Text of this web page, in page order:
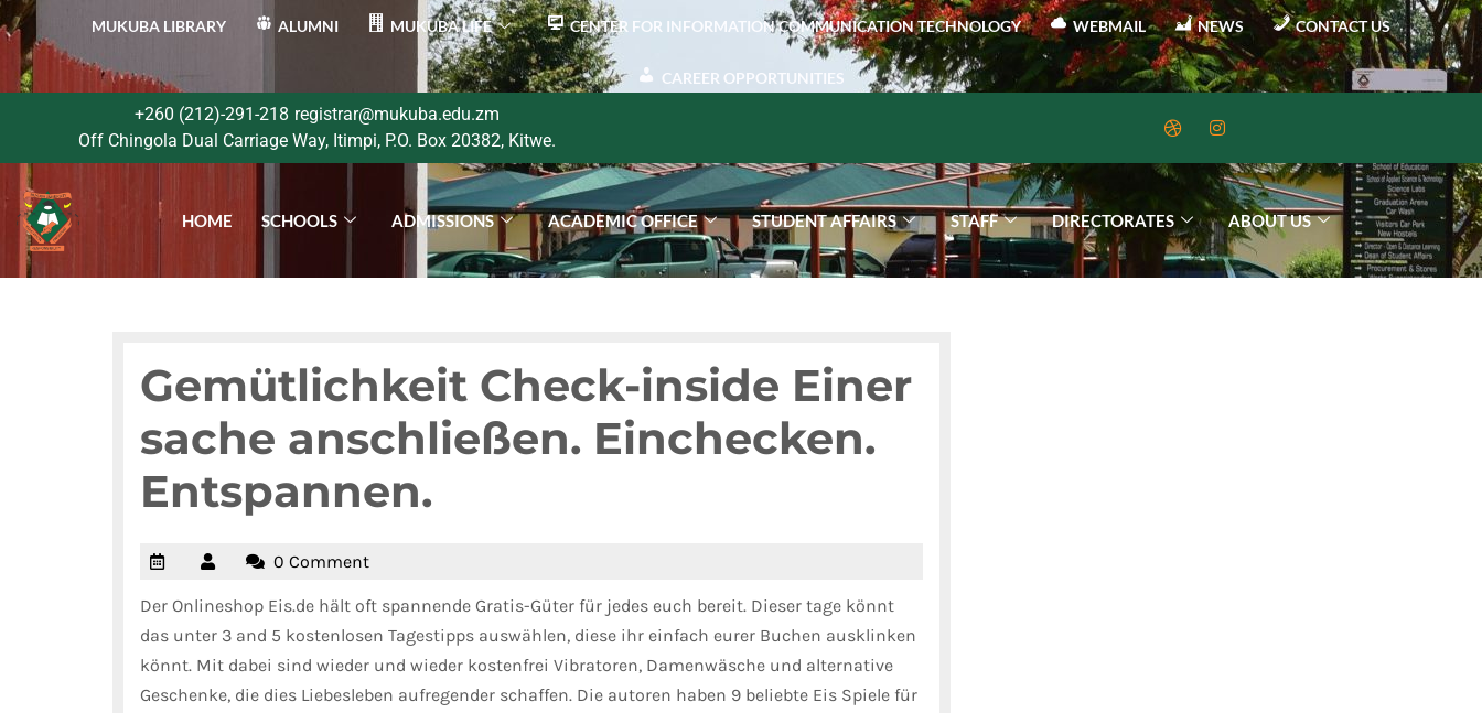
MUKUBA LIBRARY ALUMNI MUKUBA LIFE CENTER FOR INFORMATION COMMUNICATION TECHNOLOGY WEBMAIL NEWS CONTACT US
CAREER OPPORTUNITIES
+260 (212)-291-218 registrar@mukuba.edu.zm
Off Chingola Dual Carriage Way, Itimpi, P.O. Box 20382, Kitwe.
HOME SCHOOLS ADMISSIONS ACADEMIC OFFICE STUDENT AFFAIRS STAFF DIRECTORATES ABOUT US
Gemütlichkeit Check-inside Einer
sache anschließen. Einchecken.
Entspannen.
0 Comment
Der Onlineshop Eis.de hält oft spannende Gratis-Güter für jedes euch bereit. Dieser tage könnt
das unter 3 and 5 kostenlosen Tagestipps auswählen, diese ihr einfach eurer Buchen ausklinken
könnt. Mit dabei sind wieder und wieder kostenfrei Vibratoren, Damenwäsche und alternative
Geschenke, die dies Liebesleben aufregender schaffen. Die autoren haben 9 beliebte Eis Spiele für